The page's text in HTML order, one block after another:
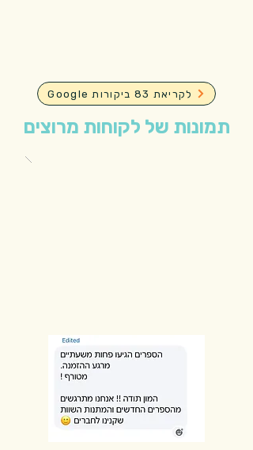
Google לקריאת 83 ביקורות
תמונות של לקוחות מרוצים